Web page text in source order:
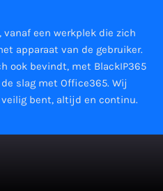
een werkplek die zich
apparaat van de gebruiker.
ook bevindt, met BlackIP365
slag met Office365. Wij
bent, altijd en continu.